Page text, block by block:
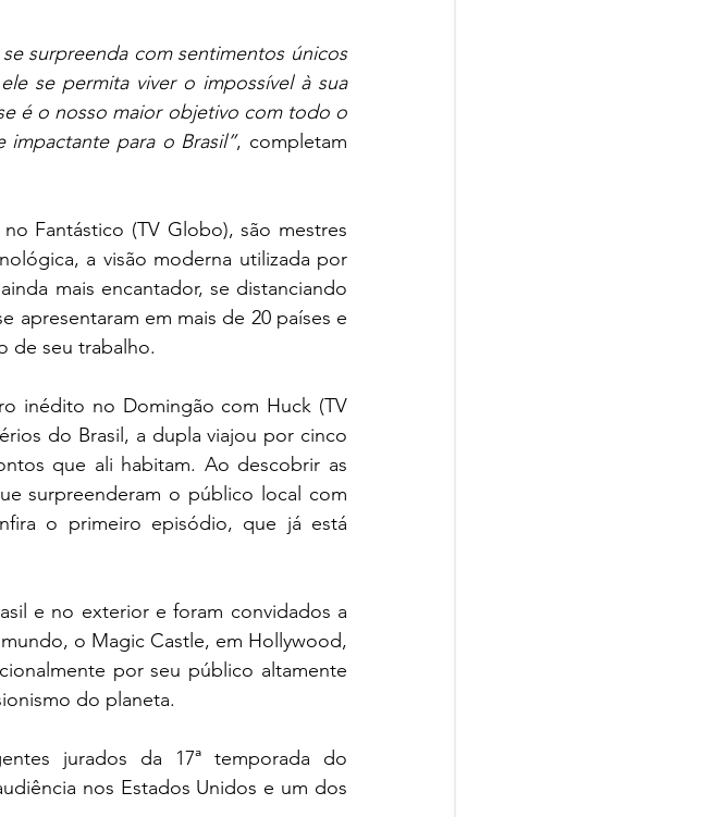
surpreenda com sentimentos únicos
se permita viver o impossível à sua
é o nosso maior objetivo com todo o
para o Brasil”, completam
Fantástico (TV Globo), são mestres
a visão moderna utilizada por
mais encantador, se distanciando
apresentaram em mais de 20 países e
de seu trabalho.
inédito no Domingão com Huck (TV
do Brasil, a dupla viajou por cinco
que ali habitam. Ao descobrir as
surpreenderam o público local com
o primeiro episódio, que já está
e no exterior e foram convidados a
o Magic Castle, em Hollywood,
por seu público altamente
do planeta.
jurados da 17ª temporada do
nos Estados Unidos e um dos